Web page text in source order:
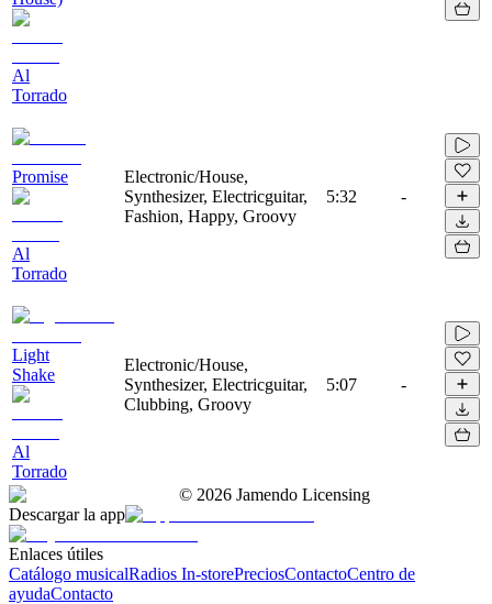
Al
Torrado
Promise
Al
Torrado
Electronic/House,
Synthesizer, Electricguitar,
Fashion, Happy, Groovy
5:32 -
Light
Shake
Al
Torrado
Electronic/House,
Synthesizer, Electricguitar,
Clubbing, Groovy
5:07 -
© 2026 Jamendo Licensing
Descargar la app
Enlaces útiles
Catálogo musicalRadios In-storePreciosContactoCentro de
ayudaContacto